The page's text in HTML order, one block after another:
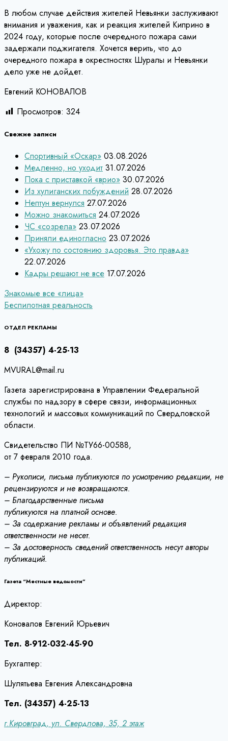
В любом случае действия жителей Невьянки заслуживают
внимания и уважения, как и реакция жителей Киприно в
2024 году, которые после очередного пожара сами
задержали поджигателя. Хочется верить, что до
очередного пожара в окрестностях Шуралы и Невьянки
дело уже не дойдет.
Евгений КОНОВАЛОВ
Просмотров: 324
Свежие записи
Спортивный «Оскар» 03.08.2026
Медленно, но уходит 31.07.2026
Пока с приставкой «врио» 30.07.2026
Из хулиганских побуждений 28.07.2026
Нептун вернулся 27.07.2026
Можно знакомиться 24.07.2026
ЧС «созрела» 23.07.2026
Приняли единогласно 23.07.2026
«Ухожу по состоянию здоровья. Это правда»
22.07.2026
Кадры решают не все 17.07.2026
Навигация
по
записям
Знакомые все «лица»
Беспилотная реальность
ОТДЕЛ РЕКЛАМЫ
8 (34357) 4-25-13
MVURAL@mail.ru
Газета зарегистрирована в Управлении Федеральной
службы по надзору в сфере связи, информационных
технологий и массовых коммуникаций по Свердловской
области.
Свидетельство ПИ №ТУ66-00588,
от 7 февраля 2010 года.
– Рукописи, письма публикуются по усмотрению редакции, не
рецензируются и не возвращаются.
– Благодарственные письма
публикуются на платной основе.
– За содержание рекламы и объявлений редакция
ответственности не несет.
– За достоверность сведений ответственность несут авторы
публикаций.
Газета “Местные ведомости”
Директор:
Коновалов Евгений Юрьевич
Тел. 8-912-032-45-90
Бухгалтер:
Шулятьева Евгения Александровна
Тел. (34357) 4-25-13
г.Кировград, ул. Свердлова, 35, 2 этаж